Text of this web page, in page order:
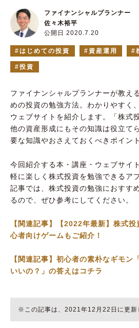
公開日 2020.7.20
ファイナンシャルプランナー
佐々木裕平
はじめての投資 資産運用
投資
ファイナンシャルプランナーが教え
めの投資の勉強方法。わかりやすく
ウェブサイトを紹介します。「株式
他の資産形成にもその知識は役立て
要な知識やおさえておくべきポイン
今回紹介する本・講座・ウェブサイ
軽に楽しく株式投資を勉強できるア
記事では、株式投資の勉強におすす
るので、ぜひ参考にしてください。
【関連記事】【2022年最新】株式
心者向けゲームもご紹介！
【関連記事】初心者の素朴なギモン
いいの？」の答えはコチラ
※この記事は、2021年12月22日に更新